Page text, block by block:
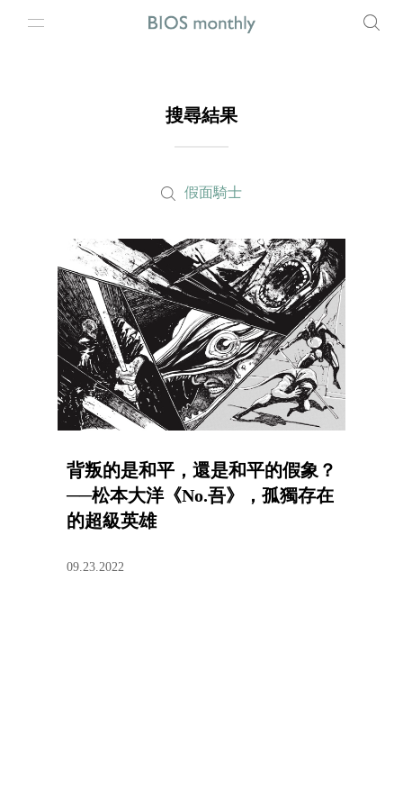
搜尋結果
假面騎士
背叛的是和平，還是和平的假象？
──松本大洋《No.吾》，孤獨存在
的超級英雄
09.23.2022